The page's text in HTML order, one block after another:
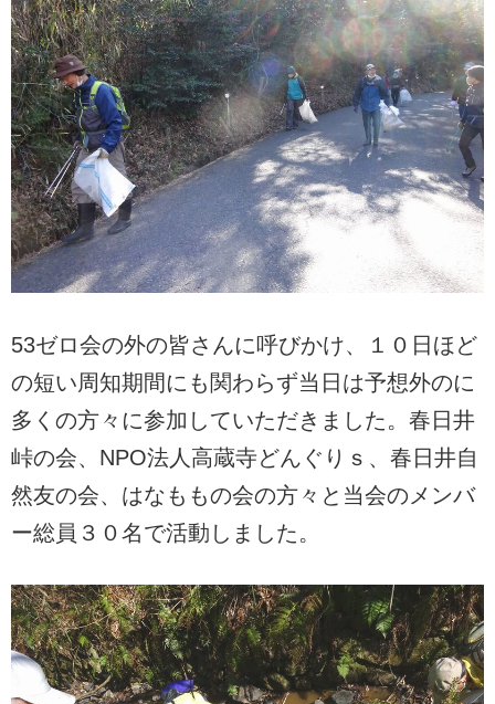
53ゼロ会の外の皆さんに呼びかけ、１０日ほど
の短い周知期間にも関わらず当日は予想外のに
多くの方々に参加していただきました。春日井
峠の会、NPO法人高蔵寺どんぐりｓ、春日井自
然友の会、はなももの会の方々と当会のメンバ
ー総員３０名で活動しました。